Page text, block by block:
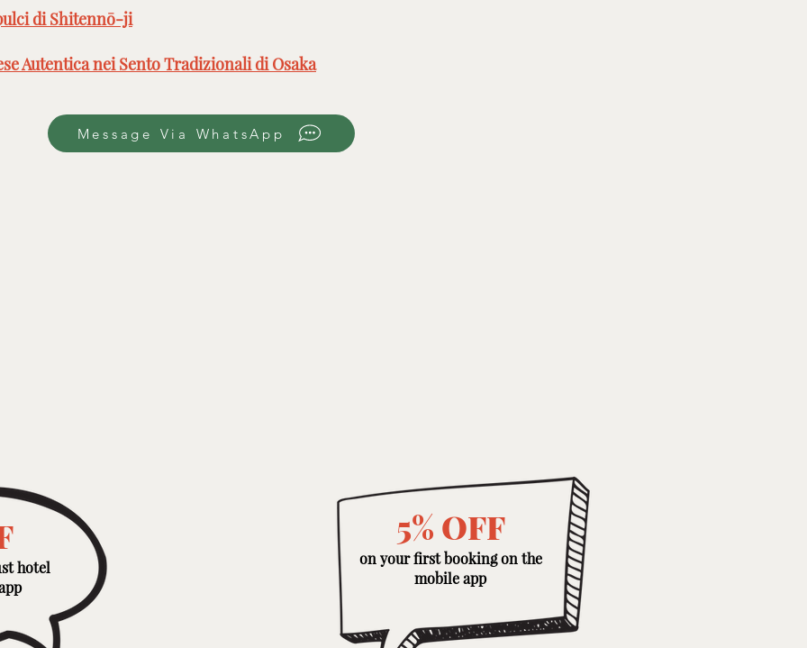
di Shitennō-ji
Autentica nei Sento Tradizionali di Osaka
Message Via WhatsApp
5% OFF
on your first booking on the
mobile app
hotel